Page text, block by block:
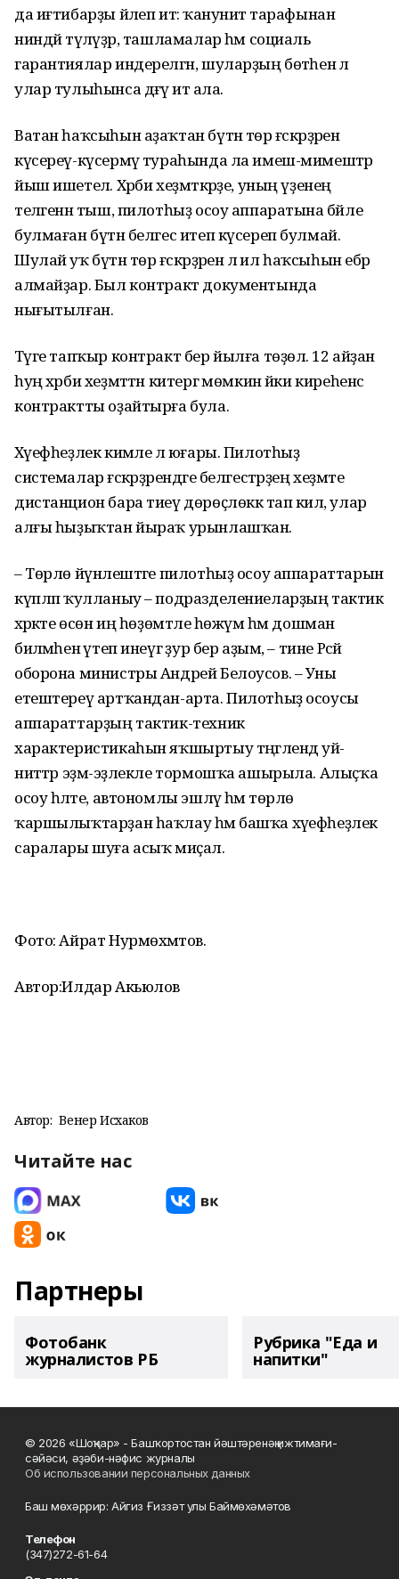
да иғтибарҙы йәлеп итә: ҡануниәт тарафынан
ниндәй түләүҙәр, ташламалар һәм социаль
гарантиялар индерелгән, шуларҙың бөтәһенә лә
улар тулыһынса дәғүә итә ала.
Ватан һаҡсыһын аҙаҡтан бүтән төр ғәскәрҙәренә
күсереү-күсермәү тураһында ла имеш-мимештәр
йыш ишетелә. Хәрби хеҙмәткәрҙе, уның үҙенең
теләгенән тыш, пилотһыҙ осоу аппаратына бәйле
булмаған бүтән белгес итеп күсереп булмай.
Шулай уҡ бүтән төр ғәскәрҙәренә лә ил һаҡсыһын ебәрә
алмайҙар. Был контракт документында
нығытылған.
Тәүге тапҡыр контракт бер йылға төҙөлә. 12 айҙан
һуң хәрби хеҙмәттән китергә мөмкин йәки киреһенсә
контрактты оҙайтырға була.
Хәүефһеҙлек кимәле лә юғары. Пилотһыҙ
системалар ғәскәрҙәрендәге белгестәрҙең хеҙмәте
дистанцион бара тиеү дөрөҫлөккә тап килә, улар
алғы һыҙыҡтан йыраҡ урынлашҡан.
– Төрлө йүнәлештәге пилотһыҙ осоу аппараттарын
күпләп ҡулланыу – подразделениеларҙың тактик
хәрәкәте өсөн иң һөҙөмтәле һөжүм һәм дошман
биләмәһенә үтеп инеүгә ҙур бер аҙым, – тине Рәсәй
оборона министры Андрей Белоусов. – Уны
етештереү артҡандан-арта. Пилотһыҙ осоусы
аппараттарҙың тактик-техник
характеристикаһын яҡшыртыу тәңгәлендә уй-
ниәттәр эҙмә-эҙлекле тормошҡа ашырыла. Алыҫҡа
осоу һәләте, автономлы эшләү һәм төрлө
ҡаршылыҡтарҙан һаҡлау һәм башҡа хәүефһеҙлек
саралары шуға асыҡ миҫал.
Фото: Айрат Нурмөхәмәтов.
Автор:Илдар Акьюлов
Автор: Венер Исхаков
Читайте нас
Партнеры
Фотобанк
журналистов РБ
Рубрика "Еда и
напитки"
© 2026 «Шоңҡар» - Башҡортостан йәштәренәң ижтимағи-
сәйәси, әҙәби-нәфис журналы
Об использовании персональных данных
Баш мөхәррир: Айгиз Ғиззәт улы Баймөхәмәтов
Телефон
(347)272-61-64